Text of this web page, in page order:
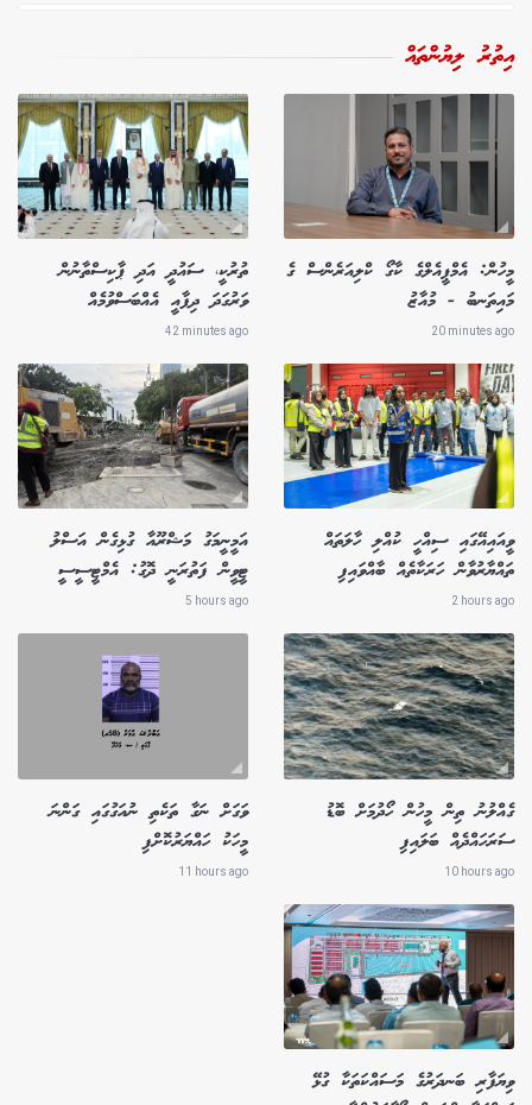
އިތުރު ލިޔުންތައް
މީހުން: އެމްޕީއެލްގެ ކާގޯ ކްލިއަރެންސް ގެ
މައިތަނބު - މުއާޒު
20 minutes ago
ތުރުކީ، ސައުދީ އަދި ޕާކިސްތާނުން
ވަރުގަދަ ދިފާއީ އެއްބަސްވުމެއް
42 minutes ago
ވީއައިއޭގައި ސިއްހީ ކުއްލި ހާލަތައް
ތައްޔާރުވާން ހަރަކާތެއް ބާއްވައިފި
2 hours ago
އަމީނީމަގު މަޝްރޫއާ ގުޅިގެން އަސްލު
ޓީވީން ފަތުރަނީ ދޮގު: އެމްޓީސީސީ
5 hours ago
ގެއްލުނު ތިން މީހުން ހޯދުމަށް ބޮޑު
ސަރަހައްދެއް ބަލައިފި
10 hours ago
ވަގަށް ނަގާ ތަކެތި ނުއަގުގައި ގަންނަ
މީހަކު ހައްޔަރުކޮށްފި
11 hours ago
ވިޔަފާރި ބަނދަރުގެ މަސައްކަތަކާ ގުޅޭ